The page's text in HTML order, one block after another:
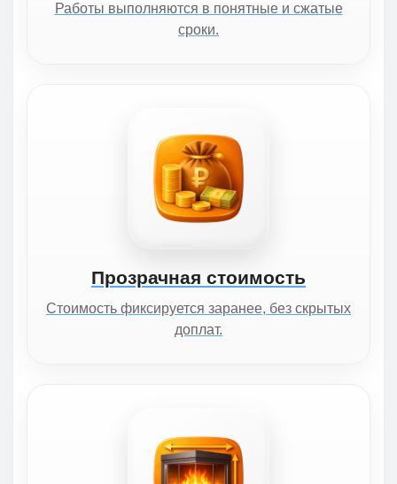
Работы выполняются в понятные и сжатые
сроки.
Прозрачная стоимость
Стоимость фиксируется заранее, без скрытых
доплат.